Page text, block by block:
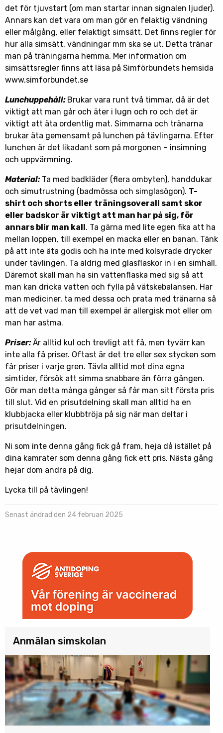
det för tjuvstart (om man startar innan signalen ljuder).
Annars kan det vara om man gör en felaktig vändning
eller målgång, eller felaktigt simsätt. Det finns regler för
hur alla simsätt, vändningar mm ska se ut. Detta tränar
man på träningarna hemma. Mer information om
simsättsregler finns att läsa på Simförbundets hemsida
www.simforbundet.se
Lunchuppehåll: Brukar vara runt två timmar, då är det
viktigt att man går och äter i lugn och ro och det är
viktigt att äta ordentlig mat. Simmarna och tränarna
brukar äta gemensamt på lunchen på tävlingarna. Efter
lunchen är det likadant som på morgonen – insimning
och uppvärmning.
Material: Ta med badkläder (flera ombyten), handdukar
och simutrustning (badmössa och simglasögon). T-
shirt och shorts eller träningsoverall samt skor
eller badskor är viktigt att man har på sig, för
annars blir man kall. Ta gärna med lite egen fika att ha
mellan loppen, till exempel en macka eller en banan. Tänk
på att inte äta godis och ha inte med kolsyrade drycker
under tävlingen. Ta aldrig med glasflaskor in i en simhall.
Däremot skall man ha sin vattenflaska med sig så att
man kan dricka vatten och fylla på vätskebalansen. Har
man mediciner, ta med dessa och prata med tränarna så
att de vet vad man till exempel är allergisk mot eller om
man har astma.
Priser:Är alltid kul och trevligt att få, men tyvärr kan
inte alla få priser. Oftast är det tre eller sex stycken som
får priser i varje gren. Tävla alltid mot dina egna
simtider, försök att simma snabbare än förra gången.
Gör man detta många gånger så får man sitt första pris
till slut. Vid en prisutdelning skall man alltid ha en
klubbjacka eller klubbtröja på sig när man deltar i
prisutdelningen.
Ni som inte denna gång fick gå fram, heja då istället på
dina kamrater som denna gång fick ett pris. Nästa gång
hejar dom andra på dig.
Lycka till på tävlingen!
Senast ändrad den 24 februari 2025
Anmälan simskolan